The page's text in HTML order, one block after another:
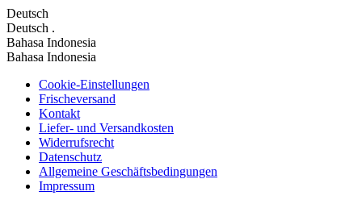
Deutsch
Deutsch .
Bahasa Indonesia
Bahasa Indonesia
Cookie-Einstellungen
Frischeversand
Kontakt
Liefer- und Versandkosten
Widerrufsrecht
Datenschutz
Allgemeine Geschäftsbedingungen
Impressum